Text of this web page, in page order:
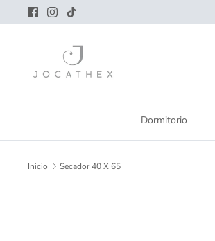
al
Dormitorio
Inicio Secador 40 X 65